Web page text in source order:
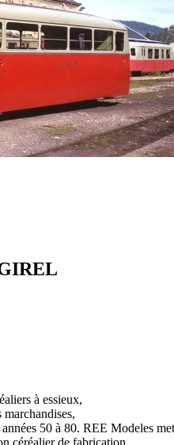
à essieux,
50 à 80. REE Modeles met
céréalier de fabrication